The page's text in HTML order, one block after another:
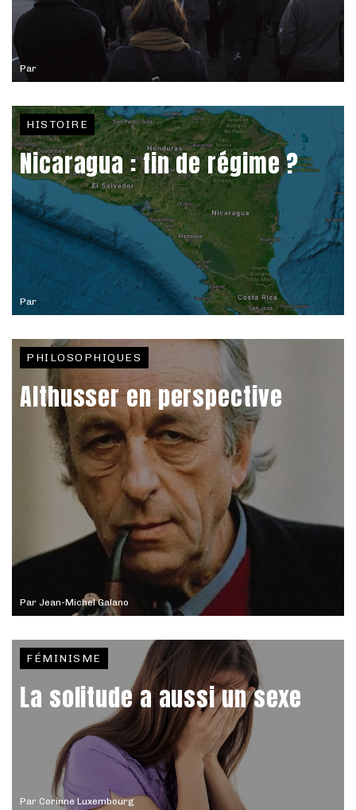
Par
Par
HISTOIRE
Nicaragua : fin de régime ?
Par Jean-Michel Galano
PHILOSOPHIQUES
Althusser en perspective
Par Corinne Luxembourg
FÉMINISME
La solitude a aussi un sexe